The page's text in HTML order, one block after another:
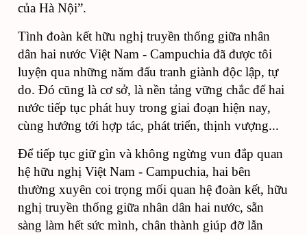
của Hà Nội”.
Tình đoàn kết hữu nghị truyền thống giữa nhân
dân hai nước Việt Nam - Campuchia đã được tôi
luyện qua những năm đấu tranh giành độc lập, tự
do. Đó cũng là cơ sở, là nền tảng vững chắc để hai
nước tiếp tục phát huy trong giai đoạn hiện nay,
cùng hướng tới hợp tác, phát triển, thịnh vượng...
Để tiếp tục giữ gìn và không ngừng vun đắp quan
hệ hữu nghị Việt Nam - Campuchia, hai bên
thường xuyên coi trọng mối quan hệ đoàn kết, hữu
nghị truyền thống giữa nhân dân hai nước, sẵn
sàng làm hết sức mình, chân thành giúp đỡ lẫn